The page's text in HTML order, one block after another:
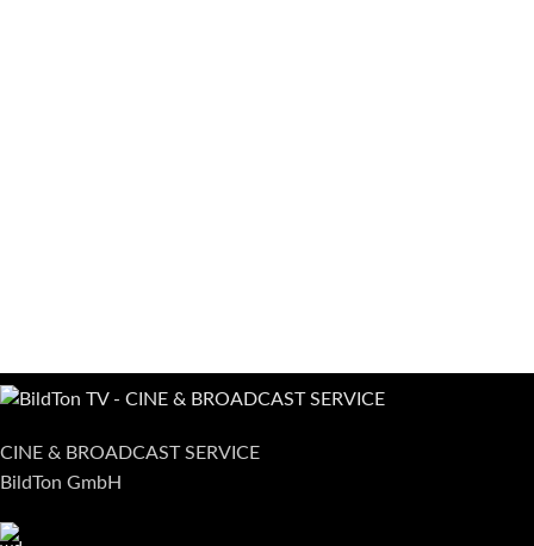
CINE & BROADCAST SERVICE
BildTon GmbH